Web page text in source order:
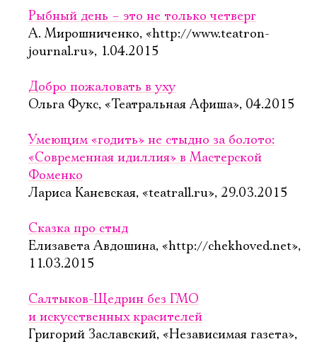
Рыбный день – это не только четверг
А. Мирошниченко, «http://www.teatron-
journal.ru», 1.04.2015
Добро пожаловать в уху
Ольга Фукс, «Театральная Афиша», 04.2015
Умеющим «годить» не стыдно за болото:
«Современная идиллия» в Мастерской
Фоменко
Лариса Каневская, «teatrall.ru», 29.03.2015
Сказка про стыд
Елизавета Авдошина, «http://chekhoved.net»,
11.03.2015
Салтыков-Щедрин без ГМО
и искусственных красителей
Григорий Заславский, «Независимая газета»,